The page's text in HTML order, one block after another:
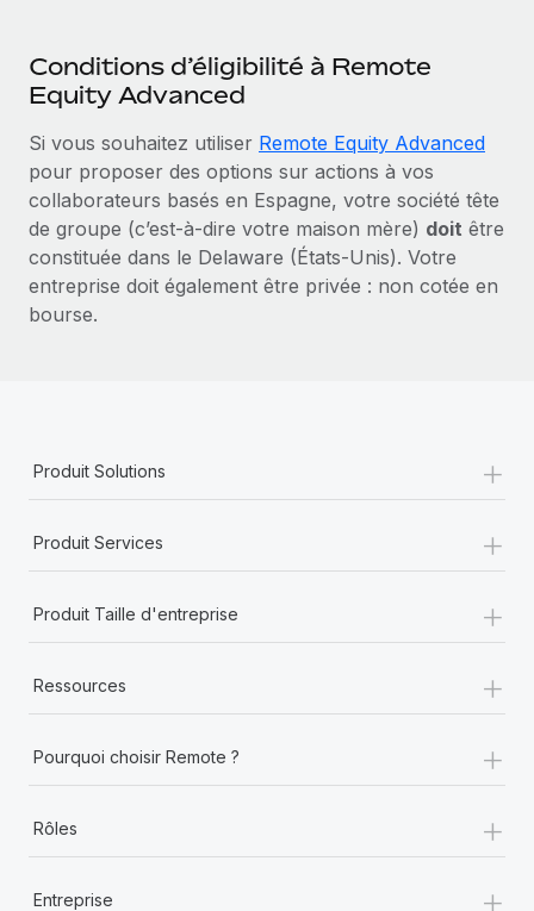
Conditions d’éligibilité à Remote
Equity Advanced
Si vous souhaitez utiliser Remote Equity Advanced
pour proposer des options sur actions à vos
collaborateurs basés en Espagne, votre société tête
de groupe (c’est‑à‑dire votre maison mère) doit être
constituée dans le Delaware (États-Unis). Votre
entreprise doit également être privée : non cotée en
bourse.
Produit Solutions +
Produit Services +
Produit Taille d'entreprise +
Ressources +
Pourquoi choisir Remote ? +
Rôles +
Entreprise +